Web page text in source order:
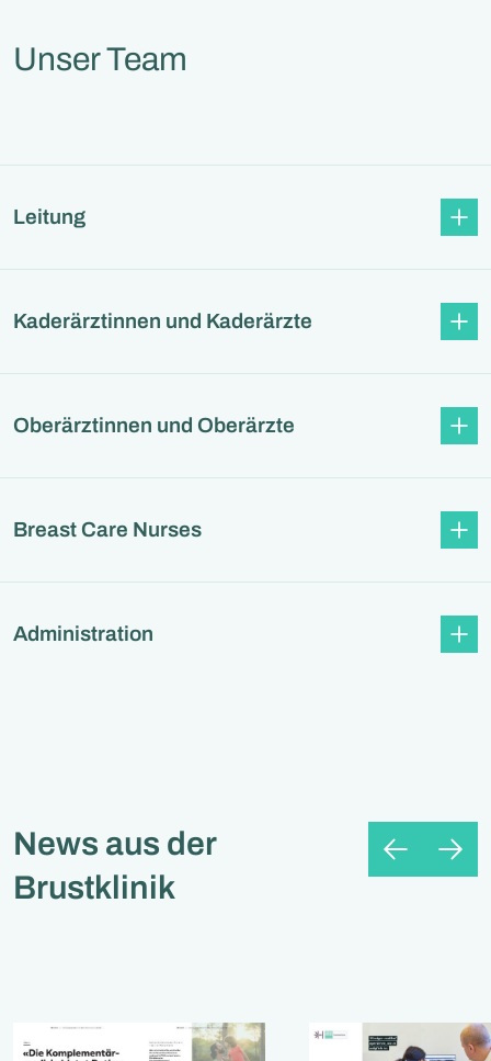
Unser Team
Leitung
Kaderärztinnen und Kaderärzte
Oberärztinnen und Oberärzte
Breast Care Nurses
Administration
News aus der
Brustklinik